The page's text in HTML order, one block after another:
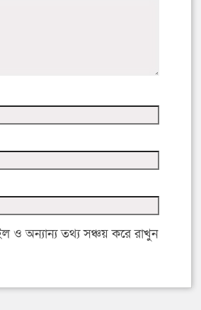
ও অন্যান্য তথ্য সঞ্চয় করে রাখুন